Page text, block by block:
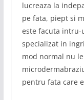
lucreaza la
pe fata, piept si
este facuta intru-
specializat in
mod normal nu
pentru fata care